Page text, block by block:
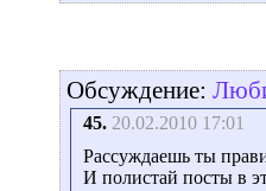
Обсуждение:
45. 20.02.2010 17:01
Рассуждаешь ты
И полистай посты в